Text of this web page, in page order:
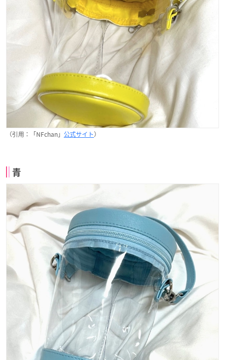
（引用：「NFchan」 公式サイト）
青